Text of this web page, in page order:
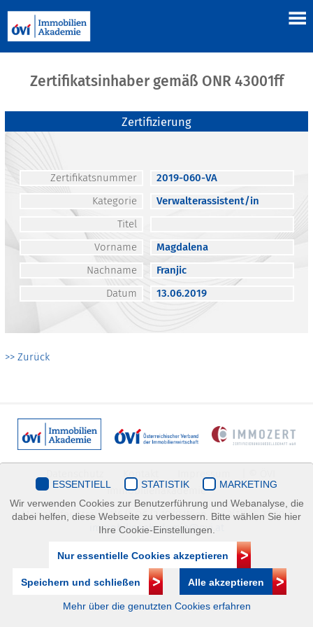
Zertifikatsinhaber gemäß ONR 43001ff
Zertifizierung
Zertifikatsnummer
2019-060-VA
Kategorie
Verwalterassistent/in
Titel
Vorname
Magdalena
Nachname
Franjic
Datum
13.06.2019
>> Zurück
Immobilienakademie
Mariahilfer Straße 116/2.OG/2 1070 Wien | +43(1)505 32 50 |
immobilienakademie@ovi.at
ESSENTIELL STATISTIK
MARKETING
Wir verwenden Cookies zur Benutzerführung und Webanalyse, die
dabei helfen, diese Webseite zu verbessern. Bitte wählen Sie hier
Ihre Cookie-Einstellungen.
Nur essentielle Cookies akzeptieren
Speichern und schließen Alle akzeptieren
Mehr über die genutzten Cookies erfahren